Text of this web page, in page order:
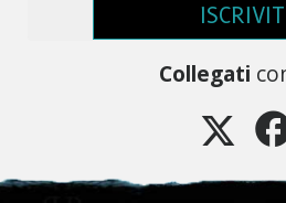
Collegati